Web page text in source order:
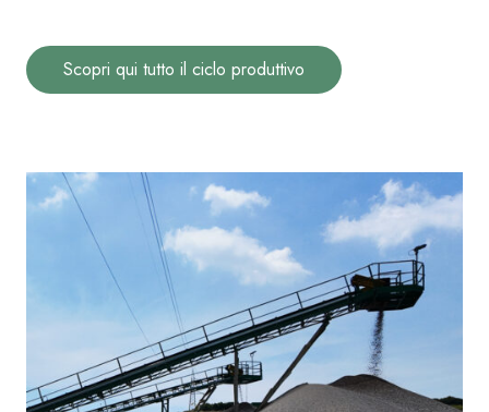
Scopri qui tutto il ciclo produttivo